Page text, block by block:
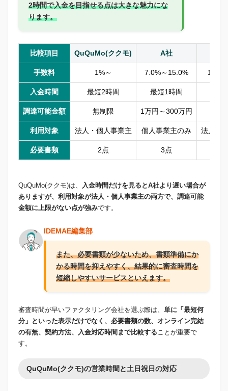
2時間で入金を目指せる点は大きな魅力にな
ります。
比較項目 QuQuMo(ククモ) A社
手数料 1%～ 7.0%～15.0% 1.5%
入金時間 最短2時間 最短1時間
調達可能金額 無制限 1万円～300万円
利用対象 法人・個人事業主 個人事業主のみ 法人・
必要書類 2点 3点
QuQuMo(ククモ)は、 入金時間だけを見るとA社より遅い場合が
ありますが、利用対象が法人・個人事業主の両方で、調達可能
金額に上限がない点が強みです。
IDEMAE編集部
また、必要書類が少ないため、書類準備にか
かる時間を抑えやすく、結果的に審査時間を
短縮しやすいサービスといえます。
審査時間が早いファクタリング会社を選ぶ際は、 単に「最短何
分」といった表示だけでなく、必要書類の数、オンライン完結
の有無、契約方法、入金対応時間まで比較することが重要で
す。
QuQuMo(ククモ)の営業時間と土日祝日の対応